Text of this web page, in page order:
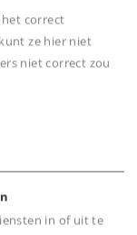
Fahrzeug
konstante
Elektronik
in
correct
ze hier niet
niet correct zou
in of uit te